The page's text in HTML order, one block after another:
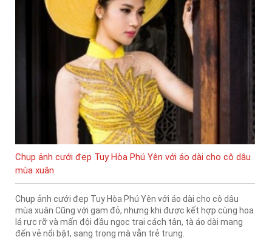
Chụp ảnh cưới đẹp Tuy Hòa Phú Yên với áo dài cho cô dâu
mùa xuân
Chụp ảnh cưới đẹp Tuy Hòa Phú Yên với áo dài cho cô dâu
mùa xuân Cũng với gam đỏ, nhưng khi được kết hợp cùng hoa
lá rực rỡ và mấn đội đầu ngọc trai cách tân, tà áo dài mang
đến vẻ nổi bật, sang trọng mà vẫn trẻ trung.